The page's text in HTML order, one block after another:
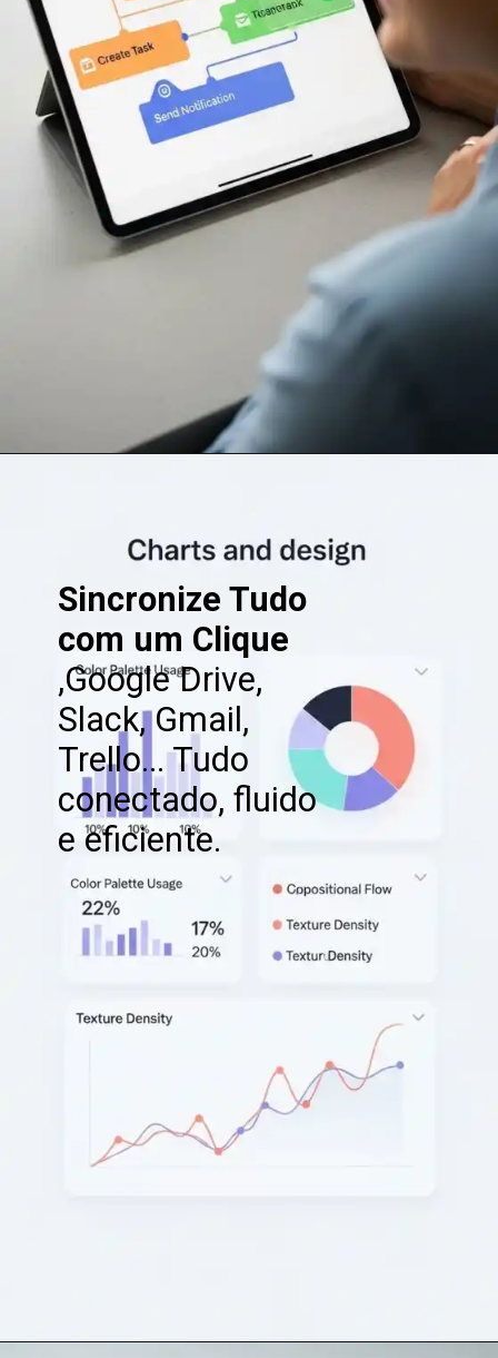
Sincronize Tudo
com um Clique
,Google Drive,
Slack, Gmail,
Trello... Tudo
conectado, fluido
e eficiente.